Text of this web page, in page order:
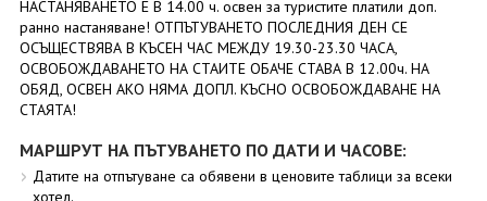
НАСТАНЯВАНЕТО Е В 14.00 ч. освен за туристите платили доп.
ранно настаняване! ОТПЪТУВАНЕТО ПОСЛЕДНИЯ ДЕН СЕ
ОСЪЩЕСТВЯВА В КЪСЕН ЧАС МЕЖДУ 19.30-23.30 ЧАСА,
ОСВОБОЖДАВАНЕТО НА СТАИТЕ ОБАЧЕ СТАВА В 12.00ч. НА
ОБЯД, ОСВЕН АКО НЯМА ДОПЛ. КЪСНО ОСВОБОЖДАВАНЕ НА
СТАЯТА!
МАРШРУТ НА ПЪТУВАНЕТО ПО ДАТИ И ЧАСОВЕ:
Датите на отпътуване са обявени в ценовите таблици за всеки
хотел.